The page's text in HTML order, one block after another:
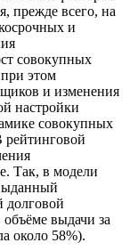
прежде всего, на
и
совокупных
этом
и изменения
настройки
совокупных
рейтинговой
Так, в модели
долговой
выдачи за
около 58%).